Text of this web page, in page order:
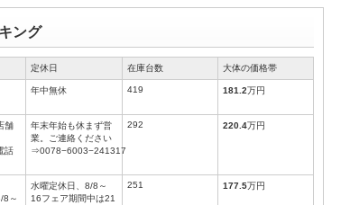
ング
定休日 在庫台数 大体の価格帯
年中無休 419 181.2万円
舗
話
年末年始も休まず営
業。ご連絡ください
⇒0078−6003−241317
292 220.4万円
8～
水曜定休日、8/8～
16フェア期間中は21
251 177.5万円